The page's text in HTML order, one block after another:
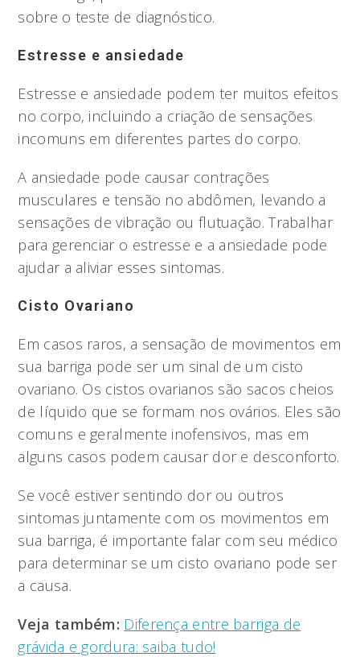
sobre o teste de diagnóstico.
Estresse e ansiedade
Estresse e ansiedade podem ter muitos efeitos
no corpo, incluindo a criação de sensações
incomuns em diferentes partes do corpo.
A ansiedade pode causar contrações
musculares e tensão no abdômen, levando a
sensações de vibração ou flutuação. Trabalhar
para gerenciar o estresse e a ansiedade pode
ajudar a aliviar esses sintomas.
Cisto Ovariano
Em casos raros, a sensação de movimentos em
sua barriga pode ser um sinal de um cisto
ovariano. Os cistos ovarianos são sacos cheios
de líquido que se formam nos ovários. Eles são
comuns e geralmente inofensivos, mas em
alguns casos podem causar dor e desconforto.
Se você estiver sentindo dor ou outros
sintomas juntamente com os movimentos em
sua barriga, é importante falar com seu médico
para determinar se um cisto ovariano pode ser
a causa.
Veja também: Diferença entre barriga de
grávida e gordura: saiba tudo!